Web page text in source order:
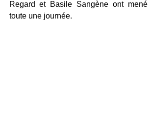
Regard et Basile Sangène ont mené
toute une journée.